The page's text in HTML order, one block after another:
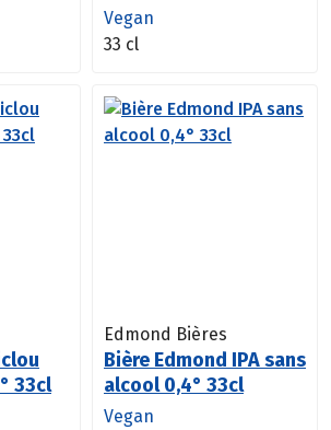
Vegan
33 cl
33cl
Edmond Bières
Bière Edmond IPA sans
alcool 0,4° 33cl
Vegan